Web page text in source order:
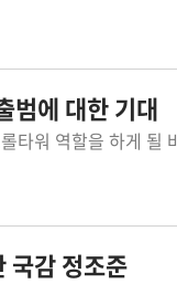
범에 대한 기대
국감 정조준